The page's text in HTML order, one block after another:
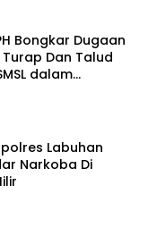
Bongkar Dugaan
Dan Talud
dalam
Diminta
Labuhan
Narkoba Di